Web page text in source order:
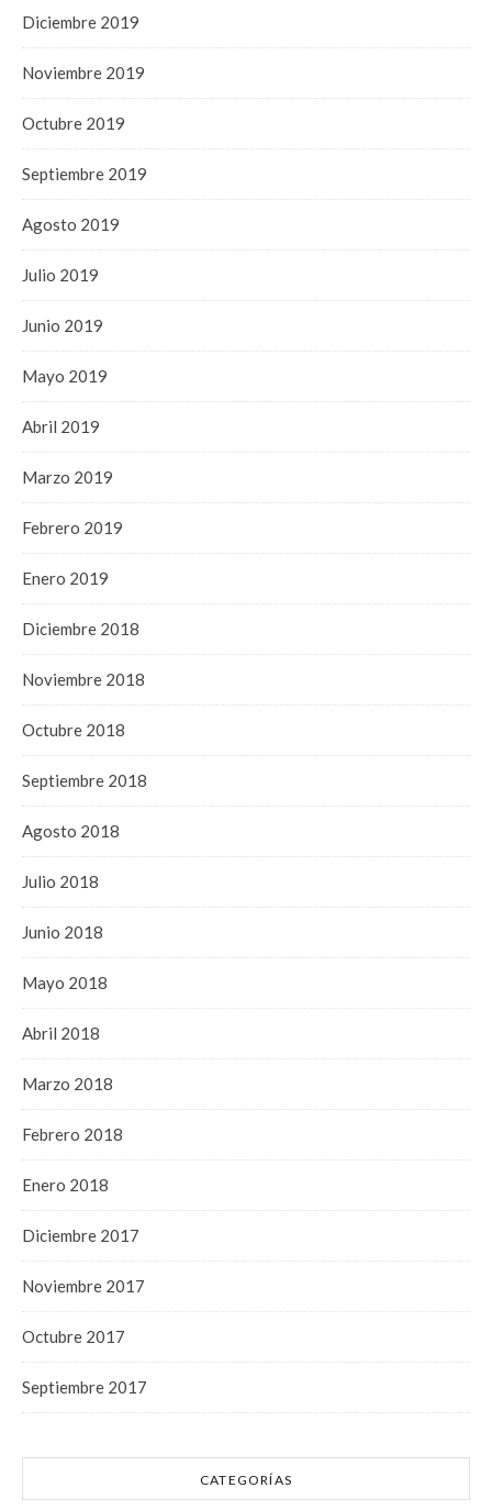
Diciembre 2019
Noviembre 2019
Octubre 2019
Septiembre 2019
Agosto 2019
Julio 2019
Junio 2019
Mayo 2019
Abril 2019
Marzo 2019
Febrero 2019
Enero 2019
Diciembre 2018
Noviembre 2018
Octubre 2018
Septiembre 2018
Agosto 2018
Julio 2018
Junio 2018
Mayo 2018
Abril 2018
Marzo 2018
Febrero 2018
Enero 2018
Diciembre 2017
Noviembre 2017
Octubre 2017
Septiembre 2017
CATEGORÍAS